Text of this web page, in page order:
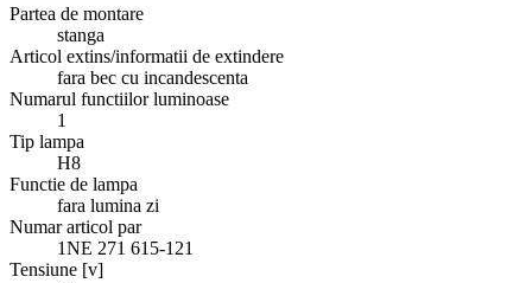
Partea de montare
stanga
Articol extins/informatii de extindere
fara bec cu incandescenta
Numarul functiilor luminoase
1
Tip lampa
H8
Functie de lampa
fara lumina zi
Numar articol par
1NE 271 615-121
Tensiune [v]